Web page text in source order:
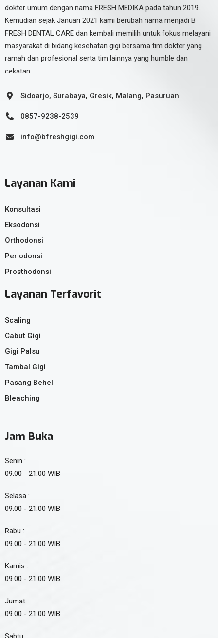
dokter umum dengan nama FRESH MEDIKA pada tahun 2019.
Kemudian sejak Januari 2021 kami berubah nama menjadi B
FRESH DENTAL CARE dan kembali memilih untuk fokus melayani
masyarakat di bidang kesehatan gigi bersama tim dokter yang
ramah dan profesional serta tim lainnya yang humble dan
cekatan.
Sidoarjo, Surabaya, Gresik, Malang, Pasuruan
0857-9238-2539
info@bfreshgigi.com
Layanan Kami
Konsultasi
Eksodonsi
Orthodonsi
Periodonsi
Prosthodonsi
Layanan Terfavorit
Scaling
Cabut Gigi
Gigi Palsu
Tambal Gigi
Pasang Behel
Bleaching
Jam Buka
Senin :
09.00 - 21.00 WIB
Selasa :
09.00 - 21.00 WIB
Rabu :
09.00 - 21.00 WIB
Kamis :
09.00 - 21.00 WIB
Jumat :
09.00 - 21.00 WIB
Sabtu :